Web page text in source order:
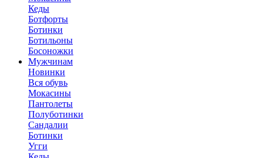
Кеды
Ботфорты
Ботинки
Ботильоны
Босоножки
Мужчинам
Новинки
Вся обувь
Мокасины
Пантолеты
Полуботинки
Сандалии
Ботинки
Угги